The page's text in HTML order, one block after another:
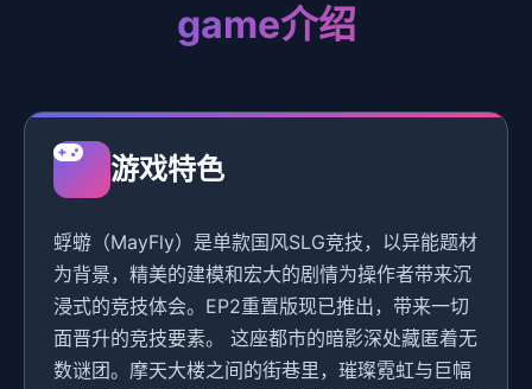
game介绍
游戏特色
蜉蝣（MayFly）是单款国风SLG竞技，以异能题材
为背景，精美的建模和宏大的剧情为操作者带来沉
浸式的竞技体会。EP2重置版现已推出，带来一切
面晋升的竞技要素。 这座都市的暗影深处藏匿着无
数谜团。摩天大楼之间的街巷里，璀璨霓虹与巨幅